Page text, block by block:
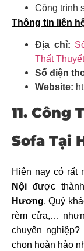
Công trình
Thông tin liên
Địa chỉ:
Thất
Số điện
Website:
11. Công
Sofa Tại
Hiện nay có rất
Nội được
Hương. Quý
rèm cửa,…
chuyên
chọn hoàn hảo